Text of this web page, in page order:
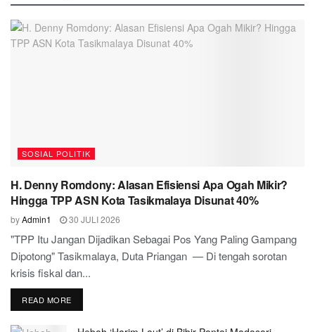
SOSIAL POLITIK
H. Denny Romdony: Alasan Efisiensi Apa Ogah Mikir?
Hingga TPP ASN Kota Tasikmalaya Disunat 40%
byAdmin1 30 JULI 2026
"TPP Itu Jangan Dijadikan Sebagai Pos Yang Paling Gampang
Dipotong" Tasikmalaya, Duta Priangan — Di tengah sorotan
krisis fiskal dan...
READ MORE